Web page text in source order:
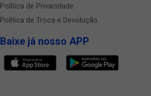
Política de Privacidade
Política de Troca e Devolução
Baixe já nosso APP